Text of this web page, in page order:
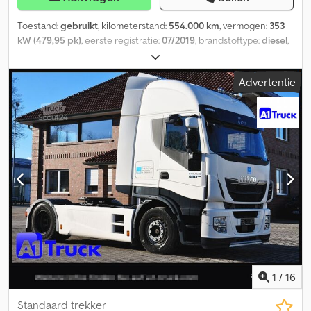
Toestand:gebruikt, kilometerstand: 554.000 km, vermogen: 353
kW (479,95 pk), eerste registratie:07/2019, brandstoftype:diesel,
, asconfiguratie:
retarder, kleur:wit, soort overbrenging:automatisch,
emissieklasse:
Euro 6, Bouwjaar:2019, Uitrusting:ABS,
airconditioning, elektronisch stabiliteitsprogramma (ESP),
navigatiesysteem, roetfilter, * Standairco * Retarder * 2
brandstoftanks * High Bar lampenbeugel * Televisie *
Navigatiesysteem * Volledig luchtgeveerd * Spoiler * Zonneklep *
Automatische transmissie Dcodozd Ikiopfx Ambjk * Euro 6
Advertentie
1 / 16
Standaard trekker